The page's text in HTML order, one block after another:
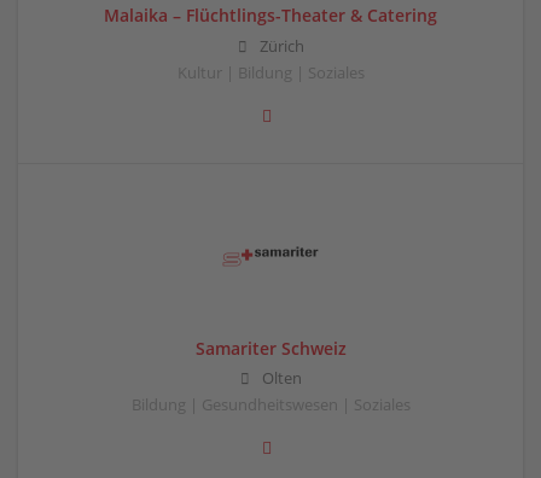
Malaika – Flüchtlings-Theater & Catering
Zürich
Kultur | Bildung | Soziales
Samariter Schweiz
Olten
Bildung | Gesundheitswesen | Soziales